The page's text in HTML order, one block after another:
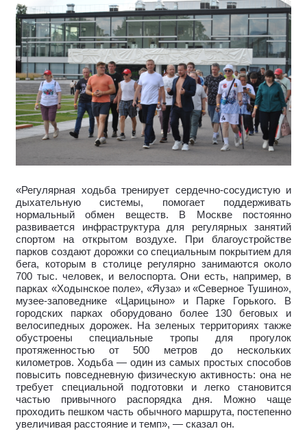
«Регулярная ходьба тренирует сердечно-сосудистую и
дыхательную системы, помогает поддерживать
нормальный обмен веществ. В Москве постоянно
развивается инфраструктура для регулярных занятий
спортом на открытом воздухе. При благоустройстве
парков создают дорожки со специальным покрытиемдля
бега, которым в столице регулярно занимаются около
700 тыс. человек, и велоспорта. Они есть, например, в
парках «Ходынское поле», «Яуза» и «Северное Тушино»,
музее-заповеднике «Царицыно» и Парке Горького.
В
городских парках оборудовано более 130 беговых и
велосипедных дорожек. На зеленых территориях также
обустроены специальные тропы для прогулок
протяженностью от 500 метров до нескольких
километров. Ходьба — один из самых простых способов
повысить повседневную физическую активность: она не
требует специальной подготовки и легко становится
частью привычного распорядка дня. Можно чаще
проходить пешком часть обычного маршрута, постепенно
увеличивая расстояние и темп», — сказал он.